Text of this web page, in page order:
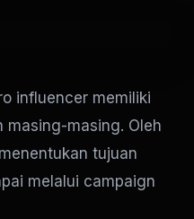
influencer memiliki
masing-masing. Oleh
tujuan
melalui campaign